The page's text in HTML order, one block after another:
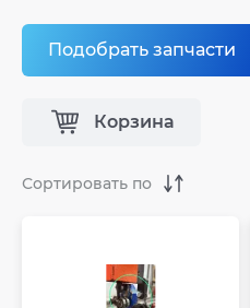
Подобрать запчасти
Корзина